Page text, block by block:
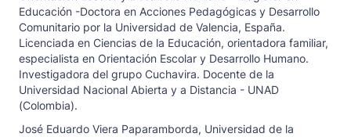
Educación -Doctora en Acciones Pedagógicas y Desarrollo
Comunitario por la Universidad de Valencia, España.
Licenciada en Ciencias de la Educación, orientadora familiar,
especialista en Orientación Escolar y Desarrollo Humano.
Investigadora del grupo Cuchavira. Docente de la
Universidad Nacional Abierta y a Distancia - UNAD
(Colombia).
José Eduardo Viera Paparamborda, Universidad de la